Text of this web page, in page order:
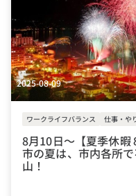
2025-08-09
ワークライフバランス 仕事・や
8月10日～【夏季休
市の夏は、市内各所
山！